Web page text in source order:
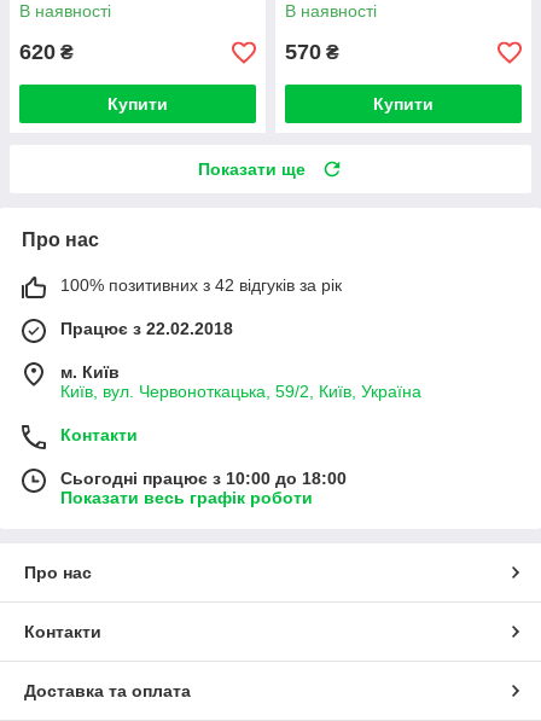
В наявності
620 ₴
Купити
В наявності
570 ₴
Купити
Показати ще
Про нас
100% позитивних з 42 відгуків за рік
Працює з 22.02.2018
м. Київ
Київ, вул. Червоноткацька, 59/2, Київ, Україна
Контакти
Сьогодні працює з 10:00 до 18:00
Показати весь графік роботи
Про нас
Контакти
Доставка та оплата